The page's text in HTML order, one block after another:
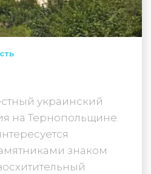
украинский
на Тернопольщине.
знаком